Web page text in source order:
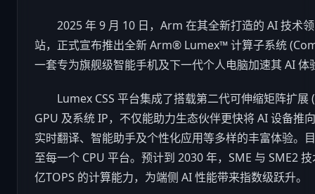
2025 年 9 月 10 日，Arm 在其全新打造的 AI 技术
站，正式宣布推出全新 Arm® Lumex™ 计算子系统
一套专为旗舰级智能手机及下一代个人电脑加速其 AI 体
Lumex CSS 平台集成了搭载第二代可伸缩矩阵扩展
GPU 及系统 IP，不仅能助力生态伙伴更快将 AI 设备推
实时翻译、智能助手及个性化应用等多样的丰富体验。
至每一个 CPU 平台。预计到 2030 年，SME 与 SME2
亿TOPS 的计算能力，为端侧 AI 性能带来指数级跃升。